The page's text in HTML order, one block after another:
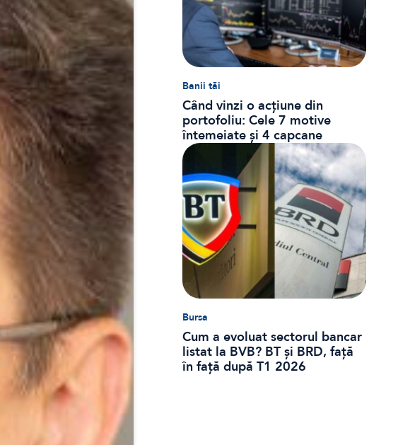
Banii tăi
Când vinzi o acțiune din
portofoliu: Cele 7 motive
întemeiate și 4 capcane
emoționale (ghid 2026)
Bursa
Cum a evoluat sectorul bancar
listat la BVB? BT și BRD, față
în față după T1 2026